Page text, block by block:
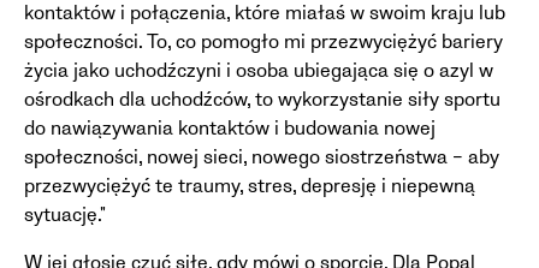
kontaktów i połączenia, które miałaś w swoim kraju lub
społeczności. To, co pomogło mi przezwyciężyć bariery
życia jako uchodźczyni i osoba ubiegająca się o azyl w
ośrodkach dla uchodźców, to wykorzystanie siły sportu
do nawiązywania kontaktów i budowania nowej
społeczności, nowej sieci, nowego siostrzeństwa – aby
przezwyciężyć te traumy, stres, depresję i niepewną
sytuację."
W jej głosie czuć siłę, gdy mówi o sporcie. Dla Popal